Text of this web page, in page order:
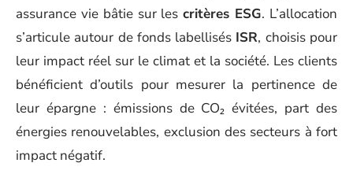
assurance vie bâtie sur lescritères ESG. L’allocation
s’articule autour de fonds labellisés ISR, choisis pour
leur impact réel sur le climat et la société. Les clients
bénéficient d’outils pour mesurer la pertinence de
leur épargne : émissions de CO₂ évitées, part des
énergies renouvelables, exclusion des secteurs à fort
impact négatif.